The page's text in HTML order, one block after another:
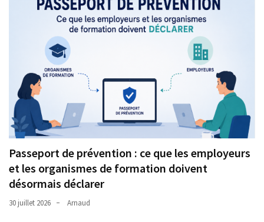
Passeport de prévention : ce que les employeurs
et les organismes de formation doivent
désormais déclarer
30 juillet 2026 Arnaud